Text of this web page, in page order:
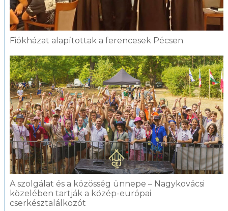
Fiókházat alapítottak a ferencesek Pécsen
A szolgálat és a közösség ünnepe – Nagykovácsi
közelében tartják a közép-európai
cserkésztalálkozót